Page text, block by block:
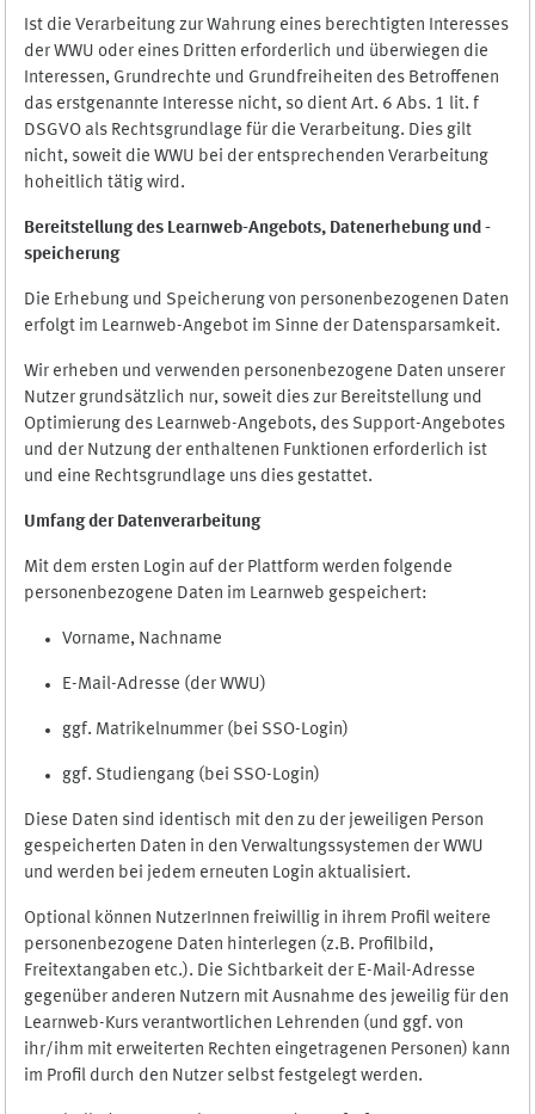
Ist die Verarbeitung zur Wahrung eines berechtigten Interesses
der WWU oder eines Dritten erforderlich und überwiegen die
Interessen, Grundrechte und Grundfreiheiten des Betroffenen
das erstgenannte Interesse nicht, so dient Art. 6 Abs. 1 lit. f
DSGVO als Rechtsgrundlage für die Verarbeitung. Dies gilt
nicht, soweit die WWU bei der entsprechenden Verarbeitung
hoheitlich tätig wird.
Bereitstellung des Learnweb-Angebots, Datenerhebung und -
speicherung
Die Erhebung und Speicherung von personenbezogenen Daten
erfolgt im Learnweb-Angebot im Sinne der Datensparsamkeit.
Wir erheben und verwenden personenbezogene Daten unserer
Nutzer grundsätzlich nur, soweit dies zur Bereitstellung und
Optimierung des Learnweb-Angebots, des Support-Angebotes
und der Nutzung der enthaltenen Funktionen erforderlich ist
und eine Rechtsgrundlage uns dies gestattet.
Umfang der Datenverarbeitung
Mit dem ersten Login auf der Plattform werden folgende
personenbezogene Daten im Learnweb gespeichert:
Vorname, Nachname
E-Mail-Adresse (der WWU)
ggf. Matrikelnummer (bei SSO-Login)
ggf. Studiengang (bei SSO-Login)
Diese Daten sind identisch mit den zu der jeweiligen Person
gespeicherten Daten in den Verwaltungssystemen der WWU
und werden bei jedem erneuten Login aktualisiert.
Optional können NutzerInnen freiwillig in ihrem Profil weitere
personenbezogene Daten hinterlegen (z.B. Profilbild,
Freitextangaben etc.). Die Sichtbarkeit der E-Mail-Adresse
gegenüber anderen Nutzern mit Ausnahme des jeweilig für den
Learnweb-Kurs verantwortlichen Lehrenden (und ggf. von
ihr/ihm mit erweiterten Rechten eingetragenen Personen) kann
im Profil durch den Nutzer selbst festgelegt werden.